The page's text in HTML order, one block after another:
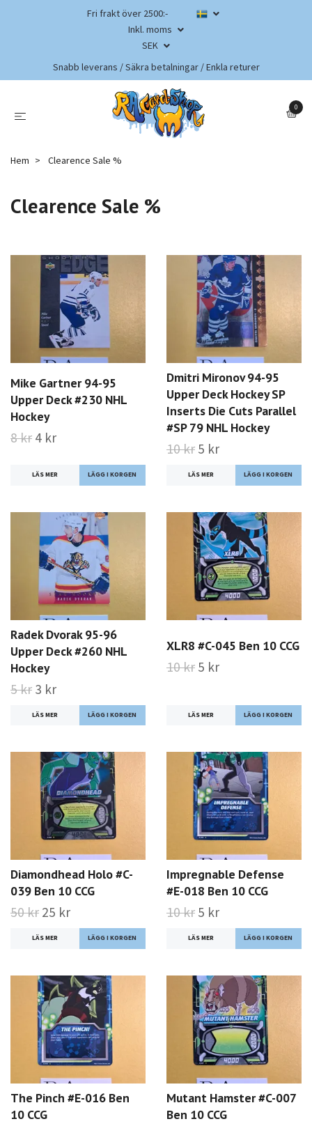
Fri frakt över 2500:-
Inkl. moms
SEK
Snabb leverans / Säkra betalningar / Enkla returer
0
Hem Clearence Sale %
Clearence Sale %
Mike Gartner 94-95
Upper Deck #230 NHL
Hockey
8 kr 4 kr
LÄS MER
Dmitri Mironov 94-95
Upper Deck Hockey SP
Inserts Die Cuts Parallel
#SP 79 NHL Hockey
10 kr 5 kr
LÄS MER
Radek Dvorak 95-96
Upper Deck #260 NHL
Hockey
5 kr 3 kr
LÄS MER
XLR8 #C-045 Ben 10 CCG
10 kr 5 kr
LÄS MER
Diamondhead Holo #C-
039 Ben 10 CCG
50 kr 25 kr
LÄS MER
Impregnable Defense
#E-018 Ben 10 CCG
10 kr 5 kr
LÄS MER
The Pinch #E-016 Ben
10 CCG
Mutant Hamster #C-007
Ben 10 CCG